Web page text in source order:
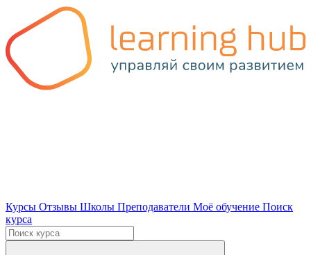
Курсы Отзывы Школы Преподаватели Моё обучение Поиск
курса